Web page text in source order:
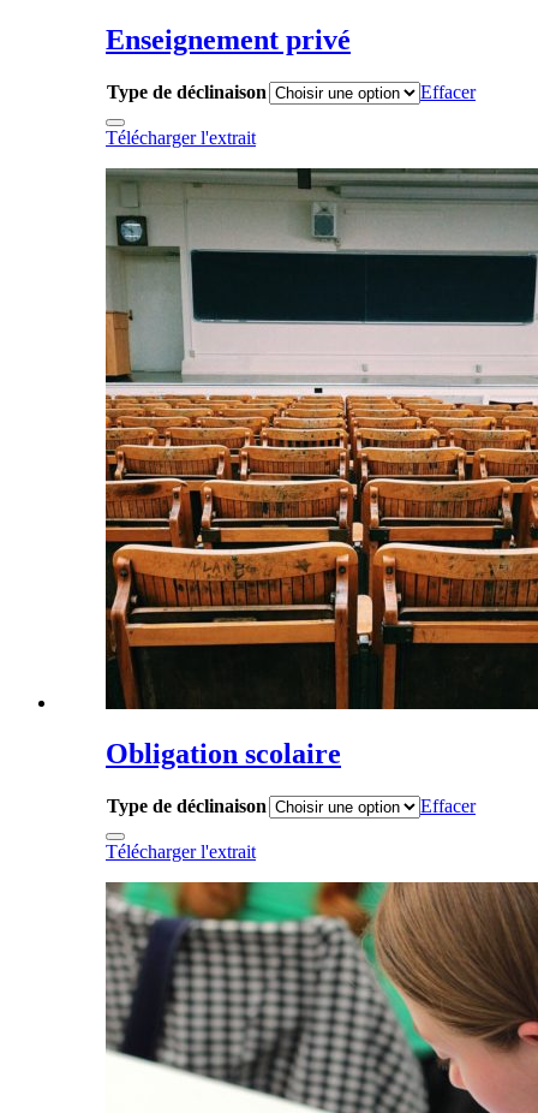
Enseignement privé
Type de déclinaison Effacer
Télécharger l'extrait
Obligation scolaire
Type de déclinaison Effacer
Télécharger l'extrait